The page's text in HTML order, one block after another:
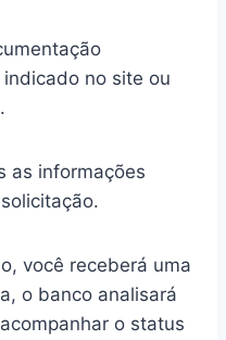
no site ou
as informações
você receberá uma
o banco analisará
o status